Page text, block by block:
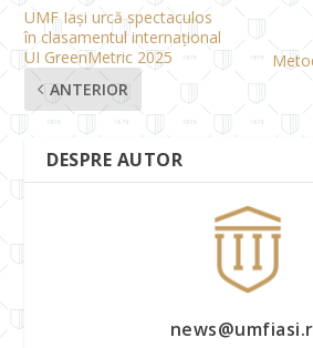
UMF Iași urcă spectaculos
în clasamentul internațional
UI GreenMetric 2025
ANTERIOR
DESPRE AUTOR